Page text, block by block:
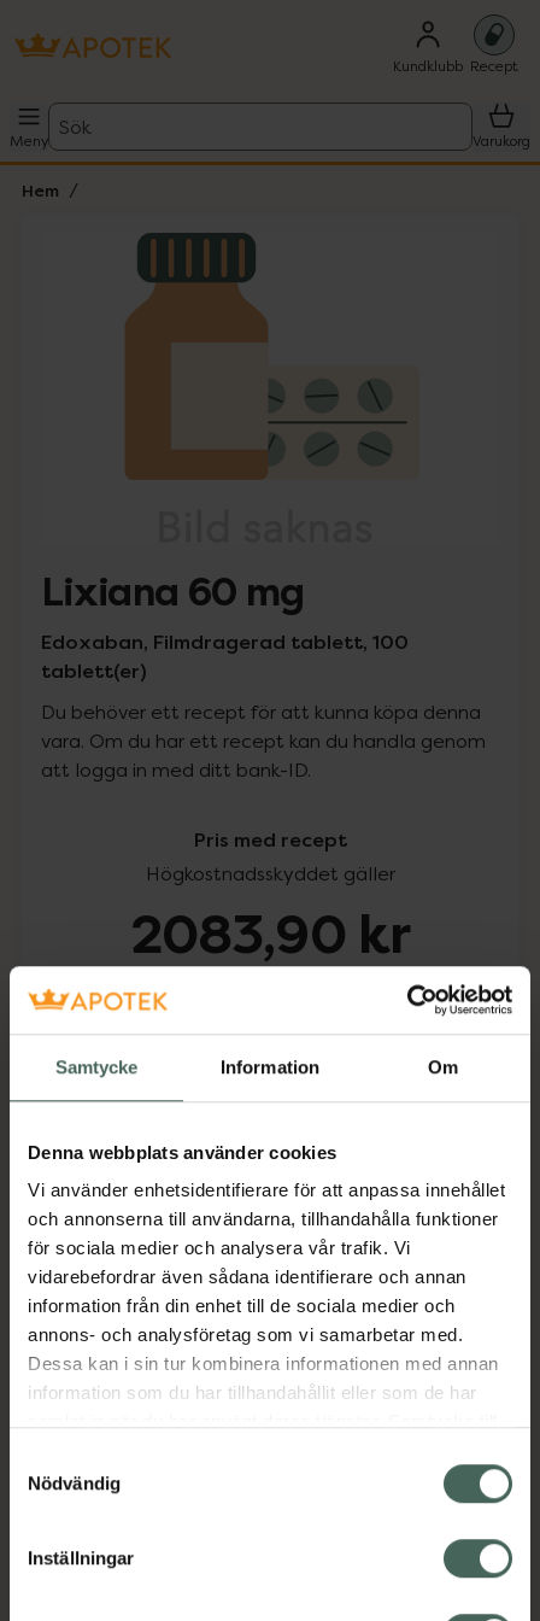
Samtycke Information Om
Denna webbplats använder cookies
Vi använder enhetsidentifierare för att anpassa innehållet
och annonserna till användarna, tillhandahålla funktioner
för sociala medier och analysera vår trafik. Vi
vidarebefordrar även sådana identifierare och annan
information från din enhet till de sociala medier och
annons- och analysföretag som vi samarbetar med.
Dessa kan i sin tur kombinera informationen med annan
information som du har tillhandahållit eller som de har
återkalla ditt samtycke via webbplatsens
cookieinställningar. Ett återkallat samtycke påverkar inte
lagligheten av behandling som skett innan återkallelsen.
Nödvändig
Inställningar
Kundklubb Recept
Meny
Sök
Varukorg
Hem
Lista: . Innehåller 1 objekt.
Lixiana 60 mg
Edoxaban, Filmdragerad tablett, 100
tablett(er)
Du behöver ett recept för att kunna köpa denna
vara. Om du har ett recept kan du handla genom
att logga in med ditt bank-ID.
Pris med recept
Högkostnadsskyddet gäller
2083,90 kr
Köp via ditt recept
Beskrivning Dölj
Läs alltid bipacksedeln innan
användning.
EAN:07046264081020
Visa